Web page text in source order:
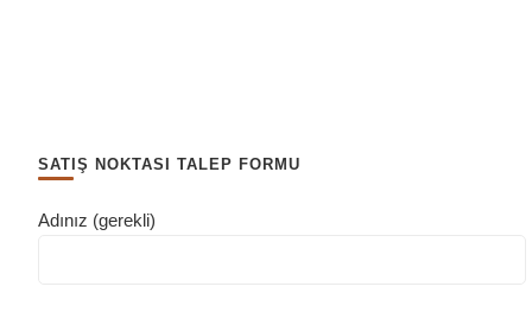
SATIŞ NOKTASI TALEP FORMU
Adınız (gerekli)